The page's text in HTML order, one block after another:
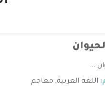
...
اللغة العربية, معاجم